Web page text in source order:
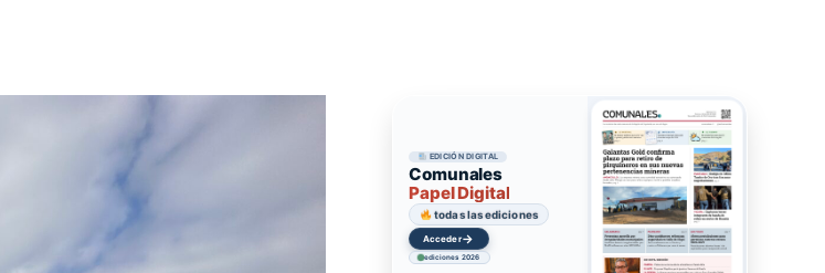
EDICIÓN DIGITAL
Comunales
Papel Digital
todas las ediciones
Acceder→
ediciones 2026